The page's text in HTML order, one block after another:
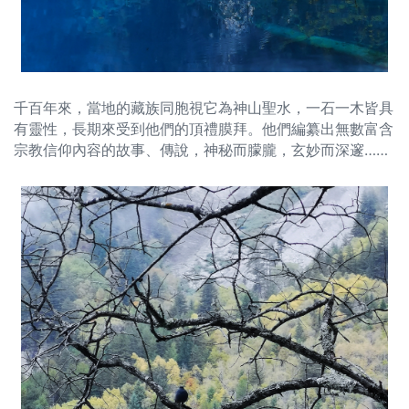
千百年來，當地的藏族同胞視它為神山聖水，一石一木皆具
有靈性，長期來受到他們的頂禮膜拜。他們編纂出無數富含
宗教信仰內容的故事、傳說，神秘而朦朧，玄妙而深邃……